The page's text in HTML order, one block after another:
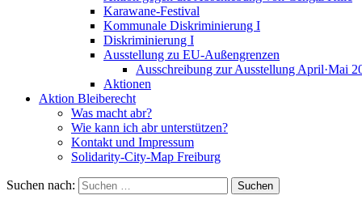
Karawane-Festival
Kommunale Diskriminierung I
Diskriminierung I
Ausstellung zu EU-Außengrenzen
Ausschreibung zur Ausstellung April·Mai
Aktionen
Aktion Bleiberecht
Was macht abr?
Wie kann ich abr unterstützen?
Kontakt und Impressum
Solidarity-City-Map Freiburg
Suchen nach: